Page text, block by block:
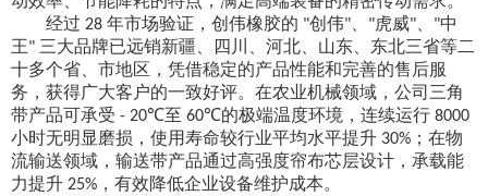
经过 28 年市场验证，创伟橡胶的 "创伟" "虎威" "中
王" 三大品牌已远销新疆、四川、河北、山东、东北三省等二
十多个省、市地区，凭借稳定的产品性能和完善的售后服
务，获得广大客户的一致好评。在农业机械领域，公司三角
带产品可承受 - 20℃至 60℃的极端温度环境，连续运行 8000
小时无明显磨损，使用寿命较行业平均水平提升 30% ；在物
流输送领域，输送带产品通过高强度帘布芯层设计，承载能
力提升 25% ，有效降低企业设备维护成本。